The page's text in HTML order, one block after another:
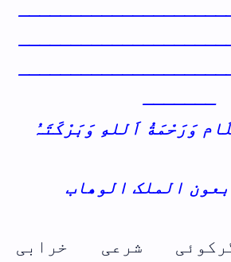
ـــــــ
وَرَحْمَةُ اَللهِ وَبَرْکَتَہُ
الملک الوھاب
شرعی خرابی